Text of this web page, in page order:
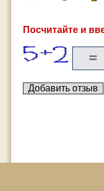
Посчитайте и